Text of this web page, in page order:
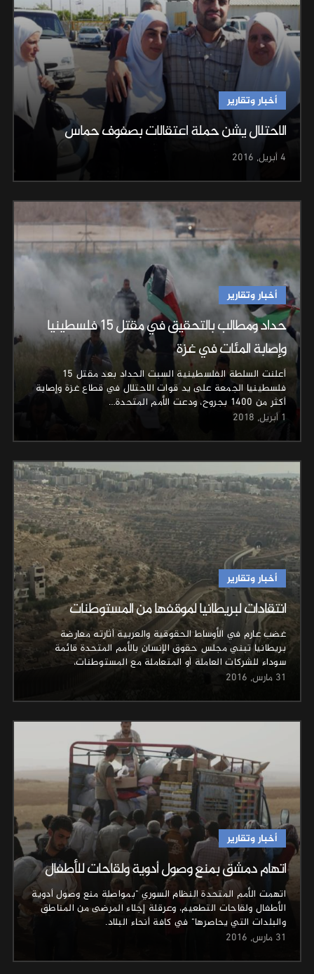
أخبار وتقارير
الاحتلال يشن حملة اعتقالات بصفوف حماس
4 أبريل, 2016
أخبار وتقارير
حداد ومطالب بالتحقيق في مقتل 15 فلسطينيا
وإصابة المئات في غزة
أعلنت السلطة الفلسطينية السبت الحداد بعد مقتل 15
فلسطينيا الجمعة على يد قوات الاحتلال في قطاع غزة وإصابة
أكثر من 1400 بجروح، ودعت الأمم المتحدة…
1 أبريل, 2018
أخبار وتقارير
انتقادات لبريطانيا لموقفها من المستوطنات
غضب عارم في الأوساط الحقوقية والعربية أثارته معارضة
بريطانيا تبني مجلس حقوق الإنسان بالأمم المتحدة قائمة
سوداء للشركات العاملة أو المتعاملة مع المستوطنات،
31 مارس, 2016
أخبار وتقارير
اتهام دمشق بمنع وصول أدوية ولقاحات للأطفال
اتهمت الأمم المتحدة النظام السوري "بمواصلة منع وصول أدوية
الأطفال ولقاحات التطعيم، وعرقلة إجلاء المرضى من المناطق
والبلدات التي يحاصرها" في كافة أنحاء البلاد.
31 مارس, 2016